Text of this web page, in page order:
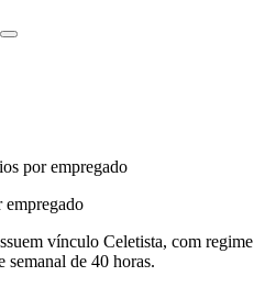
por empregado
empregado
vínculo Celetista, com regime
semanal de 40 horas.